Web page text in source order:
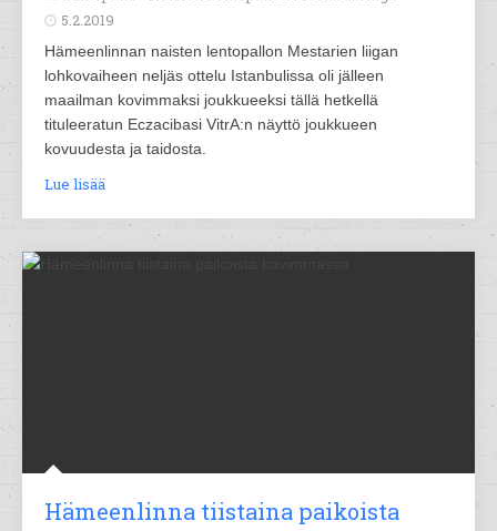
5.2.2019
Hämeenlinnan naisten lentopallon Mestarien liigan
lohkovaiheen neljäs ottelu Istanbulissa oli jälleen
maailman kovimmaksi joukkueeksi tällä hetkellä
tituleeratun Eczacibasi VitrA:n näyttö joukkueen
kovuudesta ja taidosta.
Lue lisää
Hämeenlinna tiistaina paikoista